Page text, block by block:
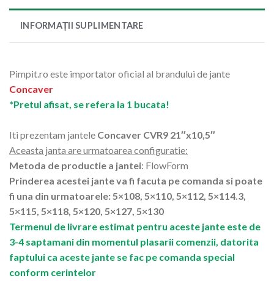
INFORMAȚII SUPLIMENTARE
Pimpit.ro este importator oficial al brandului de jante
Concaver
*Pretul afisat, se refera la 1 bucata!
Iti prezentam jantele Concaver CVR9 21″x10,5″
Aceasta janta are urmatoarea configuratie:
Metoda de productie a jantei: FlowForm
Prinderea acestei jante va fi facuta pe comanda si poate
fi una din urmatoarele: 5×108, 5×110, 5×112, 5×114.3,
5×115, 5×118, 5×120, 5×127, 5×130
Termenul de livrare estimat pentru aceste jante este de
3-4 saptamani din momentul plasarii comenzii, datorita
faptului ca aceste jante se fac pe comanda special
conform cerintelor